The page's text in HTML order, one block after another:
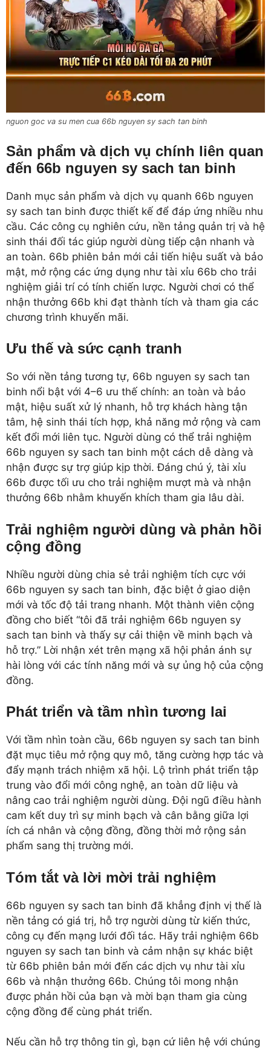
nguon goc va su men cua 66b nguyen sy sach tan binh
Sản phẩm và dịch vụ chính liên quan
đến 66b nguyen sy sach tan binh
Danh mục sản phẩm và dịch vụ quanh 66b nguyen
sy sach tan binh được thiết kế để đáp ứng nhiều nhu
cầu. Các công cụ nghiên cứu, nền tảng quản trị và hệ
sinh thái đối tác giúp người dùng tiếp cận nhanh và
an toàn. 66b phiên bản mới cải tiến hiệu suất và bảo
mật, mở rộng các ứng dụng như tài xỉu 66b cho trải
nghiệm giải trí có tính chiến lược. Người chơi có thể
nhận thưởng 66b khi đạt thành tích và tham gia các
chương trình khuyến mãi.
Ưu thế và sức cạnh tranh
So với nền tảng tương tự, 66b nguyen sy sach tan
binh nổi bật với 4–6 ưu thế chính: an toàn và bảo
mật, hiệu suất xử lý nhanh, hỗ trợ khách hàng tận
tâm, hệ sinh thái tích hợp, khả năng mở rộng và cam
kết đổi mới liên tục. Người dùng có thể trải nghiệm
66b nguyen sy sach tan binh một cách dễ dàng và
nhận được sự trợ giúp kịp thời. Đáng chú ý, tài xỉu
66b được tối ưu cho trải nghiệm mượt mà và nhận
thưởng 66b nhằm khuyến khích tham gia lâu dài.
Trải nghiệm người dùng và phản hồi
cộng đồng
Nhiều người dùng chia sẻ trải nghiệm tích cực với
66b nguyen sy sach tan binh, đặc biệt ở giao diện
mới và tốc độ tải trang nhanh. Một thành viên cộng
đồng cho biết “tôi đã trải nghiệm 66b nguyen sy
sach tan binh và thấy sự cải thiện về minh bạch và
hỗ trợ.” Lời nhận xét trên mạng xã hội phản ánh sự
hài lòng với các tính năng mới và sự ủng hộ của cộng
đồng.
Phát triển và tầm nhìn tương lai
Với tầm nhìn toàn cầu, 66b nguyen sy sach tan binh
đặt mục tiêu mở rộng quy mô, tăng cường hợp tác và
đẩy mạnh trách nhiệm xã hội. Lộ trình phát triển tập
trung vào đổi mới công nghệ, an toàn dữ liệu và
nâng cao trải nghiệm người dùng. Đội ngũ điều hành
cam kết duy trì sự minh bạch và cân bằng giữa lợi
ích cá nhân và cộng đồng, đồng thời mở rộng sản
phẩm sang thị trường mới.
Tóm tắt và lời mời trải nghiệm
66b nguyen sy sach tan binh đã khẳng định vị thế là
nền tảng có giá trị, hỗ trợ người dùng từ kiến thức,
công cụ đến mạng lưới đối tác. Hãy trải nghiệm 66b
nguyen sy sach tan binh và cảm nhận sự khác biệt
từ 66b phiên bản mới đến các dịch vụ như tài xỉu
66b và nhận thưởng 66b. Chúng tôi mong nhận
được phản hồi của bạn và mời bạn tham gia cùng
cộng đồng để cùng phát triển.
Nếu cần hỗ trợ thông tin gì, bạn cứ liên hệ với chúng